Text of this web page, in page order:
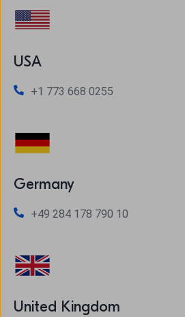
USA
+1 773 668 0255
Germany
+49 284 178 790 10
United Kingdom